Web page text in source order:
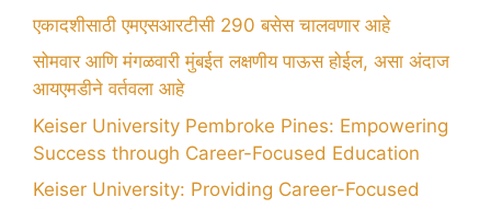
एकादशीसाठी एमएसआरटीसी 290 बसेस चालवणार आहे
सोमवार आणि मंगळवारी मुंबईत लक्षणीय पाऊस होईल, असा अंदाज
आयएमडीने वर्तवला आहे
Keiser University Pembroke Pines: Empowering
Success through Career-Focused Education
Keiser University: Providing Career-Focused